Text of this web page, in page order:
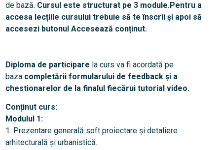
de bază. Cursul este structurat pe 3 module.Pentru a
accesa lecțiile cursului trebuie să te înscrii și apoi să
accesezi butonul Accesează conținut.
Diploma de participare la curs va fi acordată pe
baza completării formularului de feedback și a
chestionarelor de la finalul fiecărui tutorial video.
Conținut curs:
Modulul 1:
1. Prezentare generală soft proiectare și detaliere
arhitecturală și urbanistică.